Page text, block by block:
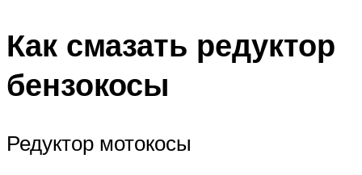
Как смазать редуктор
бензокосы
Редуктор мотокосы